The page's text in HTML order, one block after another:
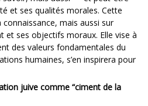
et ses qualités morales. Cette
mais aussi sur
et ses objectifs moraux. Elle vise à
des valeurs fondamentales du
humaines, s’en inspirera pour
juive comme “ciment de la